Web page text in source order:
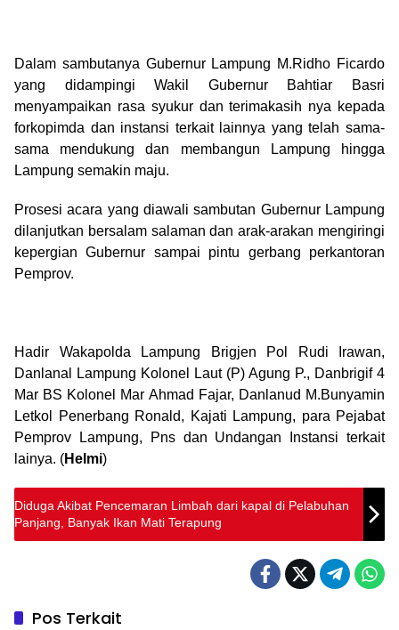
Dalam sambutanya Gubernur Lampung M.Ridho Ficardo
yang didampingi Wakil Gubernur Bahtiar Basri
menyampaikan rasa syukur dan terimakasih nya kepada
forkopimda dan instansi terkait lainnya yang telah sama-
sama mendukung dan membangun Lampung hingga
Lampung semakin maju.
Prosesi acara yang diawali sambutan Gubernur Lampung
dilanjutkan bersalam salaman dan arak-arakan mengiringi
kepergian Gubernur sampai pintu gerbang perkantoran
Pemprov.
Hadir Wakapolda Lampung Brigjen Pol Rudi Irawan,
Danlanal Lampung Kolonel Laut (P) Agung P., Danbrigif 4
Mar BS Kolonel Mar Ahmad Fajar, Danlanud M.Bunyamin
Letkol Penerbang Ronald, Kajati Lampung, para Pejabat
Pemprov Lampung, Pns dan Undangan Instansi terkait
lainya. (Helmi)
Diduga Akibat Pencemaran Limbah dari kapal di Pelabuhan
Panjang, Banyak Ikan Mati Terapung
Pos Terkait